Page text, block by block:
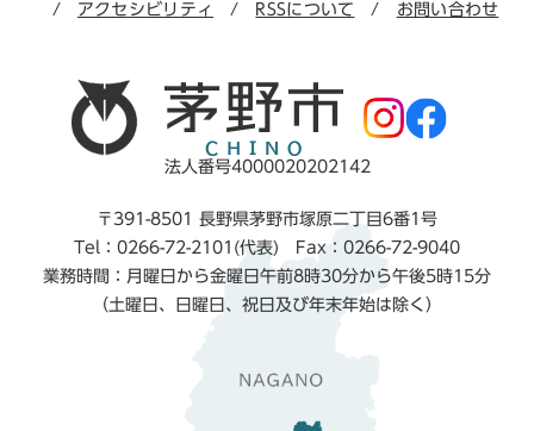
アクセシビリティ RSSについて お問い合わせ
法人番号4000020202142
〒391-8501 長野県茅野市塚原二丁目6番1号
Tel：0266-72-2101(代表) Fax：0266-72-9040
業務時間：月曜日から金曜日午前8時30分から午後5時15分
（土曜日、日曜日、祝日及び年末年始は除く）